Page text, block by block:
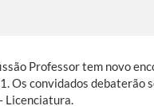
Professor tem novo
Os convidados debaterão
Licenciatura.